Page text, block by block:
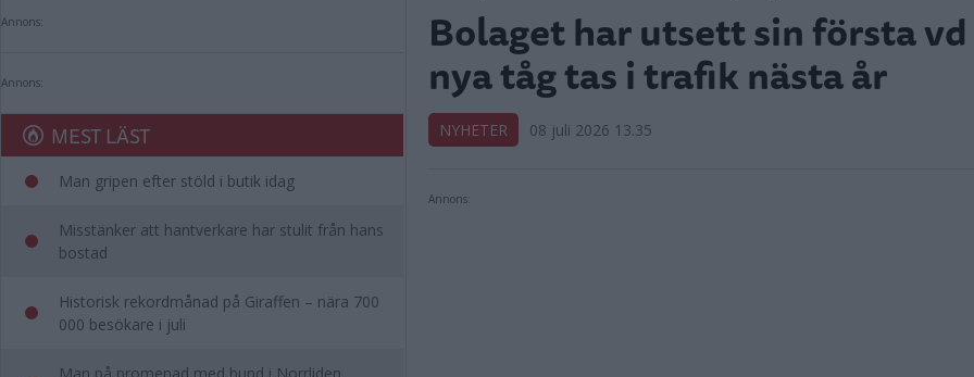
Annons:
Annons:
MEST LÄST
Man gripen efter stöld i butik idag
Misstänker att hantverkare har stulit från hans
bostad
Historisk rekordmånad på Giraffen – nära 700
000 besökare i juli
Bolaget har utsett sin första vd
nya tåg tas i trafik nästa år
NYHETER 08 juli 2026 13.35
Annons: